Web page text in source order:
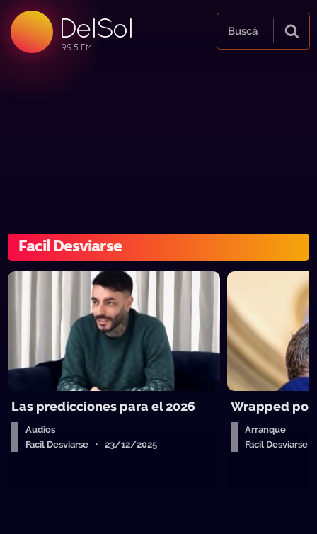
DelSol
99.5 FM
99.5 FM
99.5 FM
Buscá
Facil Desviarse
Las predicciones para el 2026
Audios
Facil Desviarse • 23/12/2025
Wrapped
Arranque
Facil